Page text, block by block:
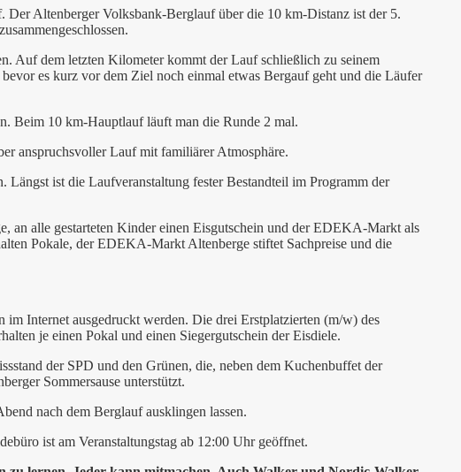
Altenberger Volksbank-Berglauf über die 10 km-Distanz ist der 5.
Auf dem letzten Kilometer kommt der Lauf schließlich zu seinem
es kurz vor dem Ziel noch einmal etwas Bergauf geht und die Läufer
Beim 10 km-Hauptlauf läuft man die Runde 2 mal.
anspruchsvoller Lauf mit familiärer Atmosphäre.
ist die Laufveranstaltung fester Bestandteil im Programm der
an alle gestarteten Kinder einen Eisgutschein und der EDEKA-Markt als
Pokale, der EDEKA-Markt Altenberge stiftet Sachpreise und die
Internet ausgedruckt werden. Die drei Erstplatzierten (m/w) des
je einen Pokal und einen Siegergutschein der Eisdiele.
der SPD und den Grünen, die, neben dem Kuchenbuffet der
Sommersause unterstützt.
nach dem Berglauf ausklingen lassen.
ist am Veranstaltungstag ab 12:00 Uhr geöffnet.